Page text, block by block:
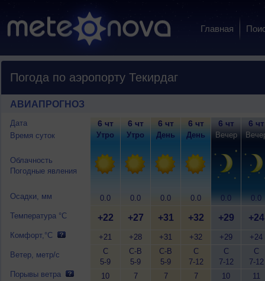
Главная
Погода по аэропорту Текирдаг
АВИАПРОГНОЗ
Дата
Время суток
Облачность
Погодные явления
Осадки, мм
Температура °C
Комфорт,°C
Ветер, метр/с
Порывы ветра
6 чт
Утро
0.0
+22
+21
С
5-9
10
6 чт
Утро
0.0
+27
+28
С-В
5-9
7
6 чт
День
0.0
+31
+31
С-В
5-9
7
6 чт
День
0.0
+32
+32
С
7-12
7
6 чт
Вечер
0.0
+29
+29
С
7-12
10
6 чт
0.0
+24
+24
С
7-12
11